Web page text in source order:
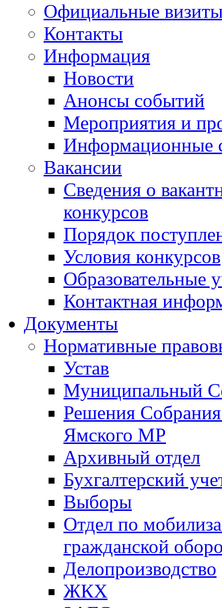
Официальные
Контакты
Информация
Новости
Анонсы событий
Мероприятия и
Информационные
Вакансии
Сведения о
конкурсов
Порядок
Условия конкурсов
Образовательные
Контактная
Документы
Нормативные
Устав
Муниципальный
Решения
Ямского МР
Архивный отдел
Бухгалтерский
Выборы
Отдел по
гражданской
Делопроизводство
ЖКХ